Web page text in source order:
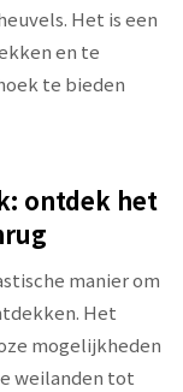
Het is een
en te
te bieden
ontdek het
manier om
Het
mogelijkheden
weilanden tot